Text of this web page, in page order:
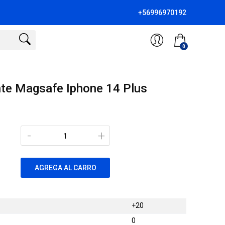
+56996970192
0
Magsafe Iphone 14 Plus
+
-
AGREGA AL CARRO
+20
0